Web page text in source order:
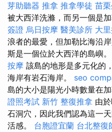
芽助聽器 推拿 推拿學徒 苗
被大西洋洗滌，而另一個是加
簽證 烏日按摩 醫美診所 大
浪者的最愛，但加勒比海沿
斯是一個位於大西洋的島嶼。
按摩 該島的地形是多元化的
海岸有岩石海岸。 seo
島的大小是陽光小時數量在
證照考試 新竹 整復推拿 由
石洞穴，因此我們認為這一
活感。 台胞證宜蘭 台北整復